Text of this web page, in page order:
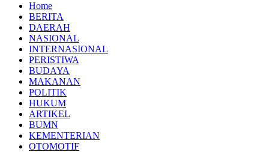
Home
BERITA
DAERAH
NASIONAL
INTERNASIONAL
PERISTIWA
BUDAYA
MAKANAN
POLITIK
HUKUM
ARTIKEL
BUMN
KEMENTERIAN
OTOMOTIF